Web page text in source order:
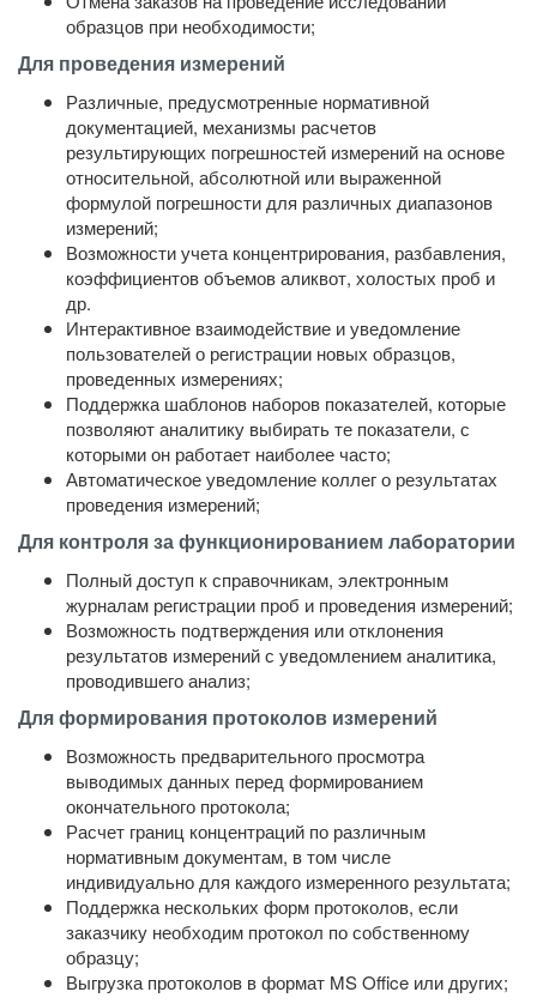
образцов при необходимости;
Для проведения измерений
Различные, предусмотренные нормативной
документацией, механизмы расчетов
результирующих погрешностей измерений на основе
относительной, абсолютной или выраженной
формулой погрешности для различных диапазонов
измерений;
Возможности учета концентрирования, разбавления,
коэффициентов объемов аликвот, холостых проб и
др.
Интерактивное взаимодействие и уведомление
пользователей о регистрации новых образцов,
проведенных измерениях;
Поддержка шаблонов наборов показателей, которые
позволяют аналитику выбирать те показатели, с
которыми он работает наиболее часто;
Автоматическое уведомление коллег о результатах
проведения измерений;
Для контроля за функционированием лаборатории
Полный доступ к справочникам, электронным
журналам регистрации проб и проведения измерений;
Возможность подтверждения или отклонения
результатов измерений с уведомлением аналитика,
проводившего анализ;
Для формирования протоколов измерений
Возможность предварительного просмотра
выводимых данных перед формированием
окончательного протокола;
Расчет границ концентраций по различным
нормативным документам, в том числе
индивидуально для каждого измеренного результата;
Поддержка нескольких форм протоколов, если
заказчику необходим протокол по собственному
образцу;
Выгрузка протоколов в формат MS Office или других;